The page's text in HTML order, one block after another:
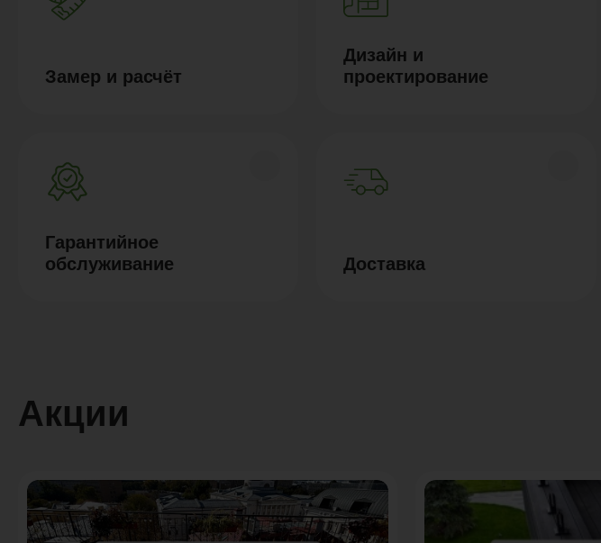
Замер и расчёт
Дизайн и
проектирование
Гарантийное
обслуживание
Доставка
Акции